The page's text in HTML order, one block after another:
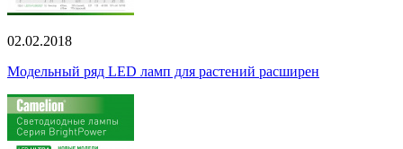
02.02.2018
Модельный ряд LED ламп для растений расширен